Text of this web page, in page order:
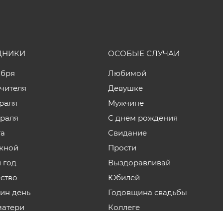
день
ОСОБЫЕ СЛУЧАИ
Любимой
Девушке
Мужчине
С днем рождения
Свидание
Прости
Выздоравливай
Юбилей
Годовщина свадьбы
Коллеге